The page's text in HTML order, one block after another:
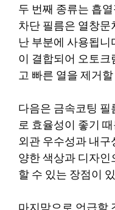
두 번째 종류는 흡
차단 필름은 열창
난 부분에 사용됩
이 결합되어 오토
고 빠른 열을 제거
다음은 금속코팅
로 효율성이 좋기
외관 우수성과 내
양한 색상과 디자
할 수 있는 장점이